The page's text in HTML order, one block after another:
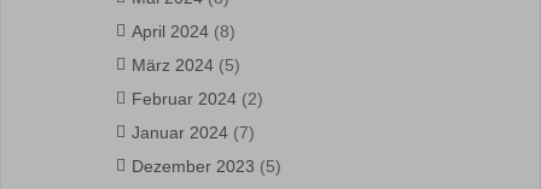
April 2024 (8)
März 2024 (5)
Februar 2024 (2)
Januar 2024 (7)
Dezember 2023 (5)